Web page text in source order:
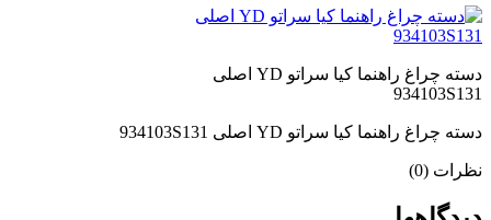
دسته چراغ راهنما کیا سراتو YD اصلی
934103S131
دسته چراغ راهنما کیا سراتو YD اصلی 934103S131
نظرات (0)